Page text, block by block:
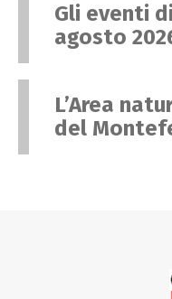
Gli eventi
agosto
L’Area
del